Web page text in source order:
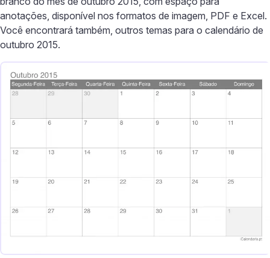
anotações, disponível nos formatos de imagem, PDF e Excel.
Você encontrará também, outros temas para o calendário de
outubro 2015.